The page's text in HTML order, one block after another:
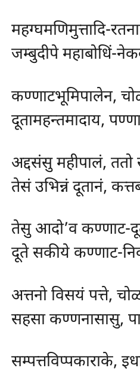
महग्घमणिमुत्तादि-
जम्बुदीपे महाबोधिं-
कण्णाटभूमिपालेन,
दूतामहन्तमादाय,
अद्दसंसु महीपालं, ततो
तेसं उभिन्नं दूतानं,
तेसु आदो’व कण्णाट-
दूते सकीये कण्णाट-
अत्तनो विसयं पत्ते,
सहसा कण्णनासासु,
सम्पत्तविप्पकाराके,